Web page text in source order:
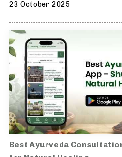
28 October 2025
Best Ayurveda